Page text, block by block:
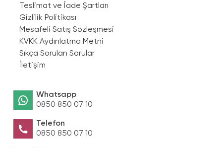
Teslimat ve İade Şartları
Gizlilik Politikası
Mesafeli Satış Sözleşmesi
KVKK Aydınlatma Metni
Sıkça Sorulan Sorular
İletişim
Whatsapp
0850 850 07 10
Telefon
0850 850 07 10